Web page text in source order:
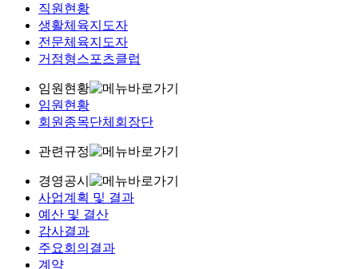
직원현황
생활체육지도자
전문체육지도자
거점형스포츠클럽
임원현황
임원현황
회원종목단체회장단
관련규정
경영공시
사업계획 및 결과
예산 및 결산
감사결과
주요회의결과
계약